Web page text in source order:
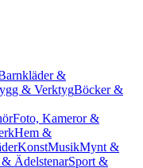
&
& VerktygBöcker &
Foto, Kameror &
Hem &
KonstMusikMynt &
ÄdelstenarSport &